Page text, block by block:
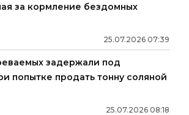
за кормление бездомных
25.07.2026 07:39
задержали под
попытке продать тонну соляной
25.07.2026 08:18